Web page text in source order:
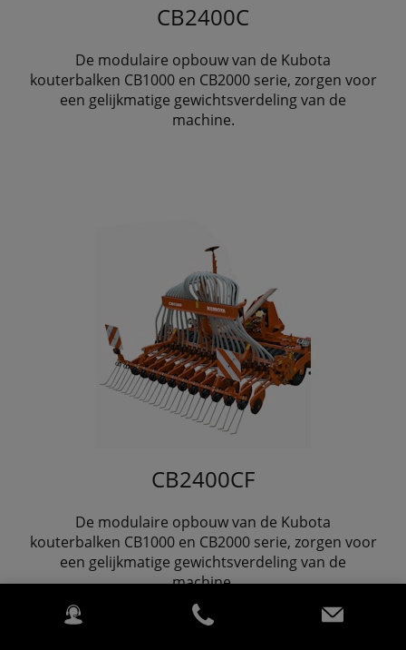
CB2400C
De modulaire opbouw van de Kubota
kouterbalken CB1000 en CB2000 serie, zorgen voor
een gelijkmatige gewichtsverdeling van de
machine.
CB2400CF
De modulaire opbouw van de Kubota
kouterbalken CB1000 en CB2000 serie, zorgen voor
een gelijkmatige gewichtsverdeling van de
machine.